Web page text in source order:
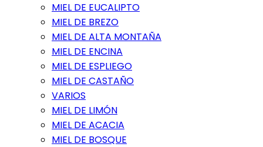
MIEL DE EUCALIPTO
MIEL DE BREZO
MIEL DE ALTA MONTAÑA
MIEL DE ENCINA
MIEL DE ESPLIEGO
MIEL DE CASTAÑO
VARIOS
MIEL DE LIMÓN
MIEL DE ACACIA
MIEL DE BOSQUE